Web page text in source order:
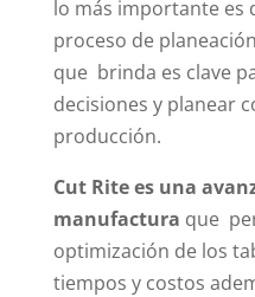
lo más importante es
proceso de
que brinda es clave
decisiones y planear
producción.
Cut Rite es una
manufactura que
optimización de los
tiempos y costos